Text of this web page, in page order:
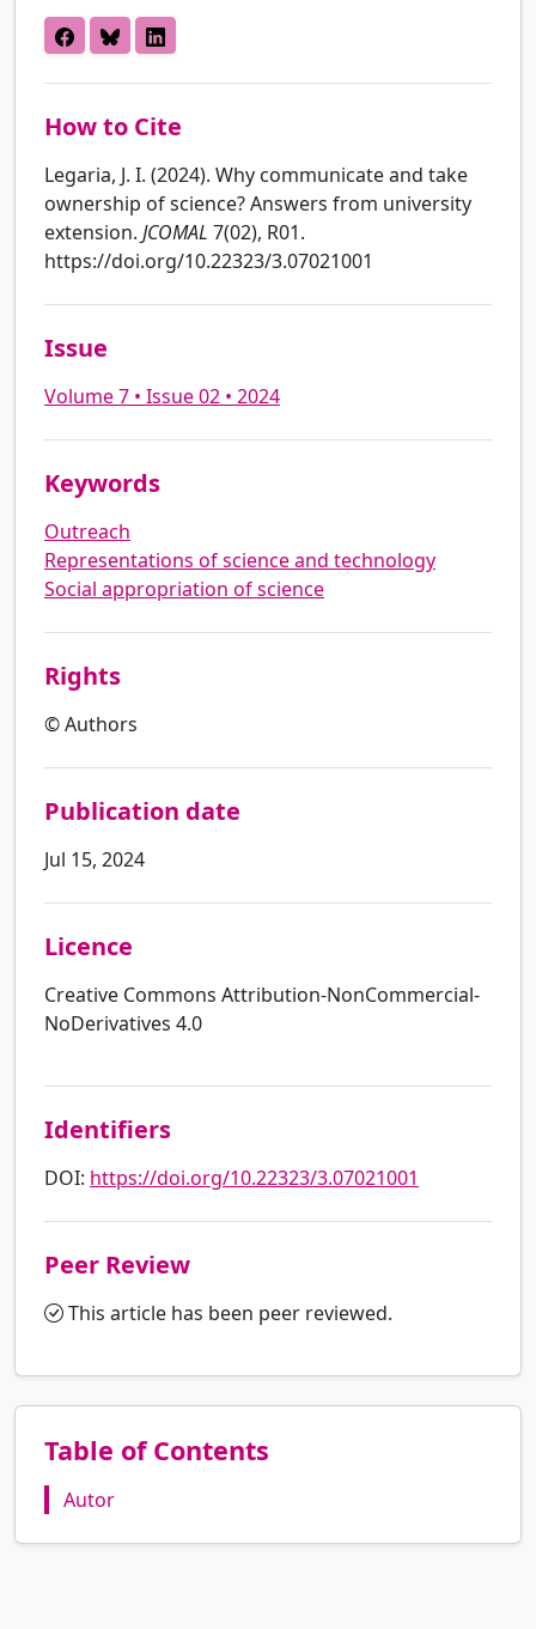
How to Cite
Legaria, J. I. (2024). Why communicate and take
ownership of science? Answers from university
extension. JCOMAL 7(02), R01.
https://doi.org/10.22323/3.07021001
Issue
Volume 7 • Issue 02 • 2024
Keywords
Outreach
Representations of science and technology
Social appropriation of science
Rights
© Authors
Publication date
Jul 15, 2024
Licence
Creative Commons Attribution-NonCommercial-
NoDerivatives 4.0
Identifiers
DOI: https://doi.org/10.22323/3.07021001
Peer Review
This article has been peer reviewed.
Table of Contents
Autor